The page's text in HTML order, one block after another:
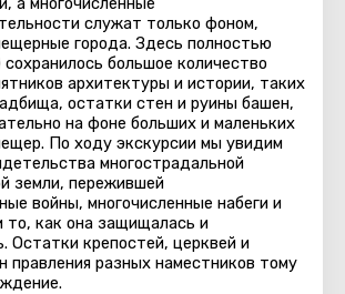
служат только фоном,
города. Здесь полностью
большое количество
архитектуры и истории, таких
остатки стен и руины башен,
на фоне больших и маленьких
По ходу экскурсии мы увидим
многострадальной
земли, пережившей
войны, многочисленные набеги и
то, как она защищалась и
Остатки крепостей, церквей и
правления разных наместников тому